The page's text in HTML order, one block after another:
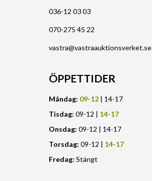
036-12 03 03
070-275 45 22
vastra@vastraauktionsverket.se
ÖPPETTIDER
Måndag: 09-12 | 14-17
Tisdag: 09-12 | 14-17
Onsdag: 09-12 | 14-17
Torsdag: 09-12 | 14-17
Fredag: Stängt